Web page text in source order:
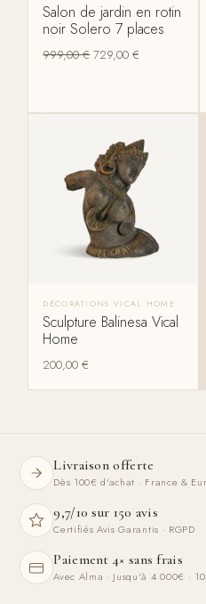
Salon de jardin en rotin
noir Solero 7 places
999,00€ 729,00€
DÉCORATIONS VICAL HOME
Sculpture Balinesa Vical
Home
200,00€
Livraison offerte
Dès 100€ d'achat · France &
9,7/10 sur 150 avis
Certifiés Avis Garantis · RGPD
Paiement 4× sans frais
Avec Alma · Jusqu'à 4 000€ ·